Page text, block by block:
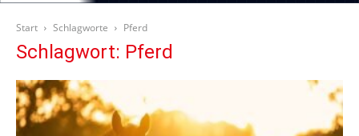
Start Schlagworte Pferd
Schlagwort: Pferd